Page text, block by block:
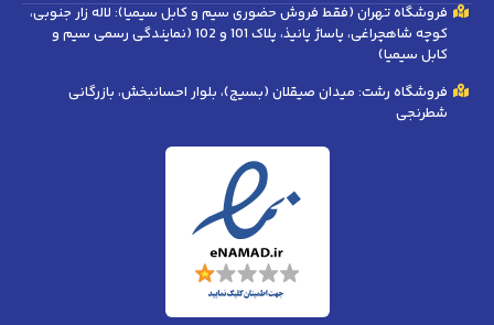
فروشگاه تهران (فقط فروش حضوری سیم و کابل سیمیا): لاله زار جنوبی،
کوچه شاهچراغی، پاساژ پانیذ، پلاک 101 و 102 (نمایندگی رسمی سیم و
کابل سیمیا)
فروشگاه رشت: میدان صیقلان (بسیج)، بلوار احسانبخش، بازرگانی
شطرنجی